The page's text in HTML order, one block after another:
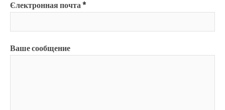
Єлектронная почта
Ваше сообщение